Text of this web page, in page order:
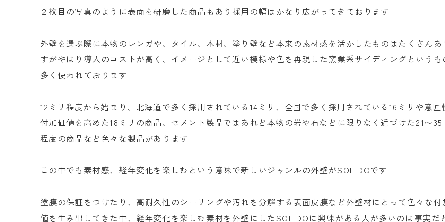
２枚目の写真のように表面を研磨した商品もあり採用の幅はかなり広がってきております
外壁を選ぶ際に本物のレンガや、タイル、木材、塗り壁など本来の素材感を活かしたものはたくさんあ
すがやはり導入のコストが高く、イメージとして近い模様や色を再現した窯業系サイディングというも
多く使われております
12ミリ程度から始まり、北海道で多く採用されている14ミリ、全国で多く採用されている16ミリや意匠
付加価値を高めた18ミリの商品、セメント製品ではあれど本物の岩や石などに限りなく近づけた21〜35
程度の商品など色々な製品があります
この中でも素材感、経年変化を楽しむという意味で新しいジャンルの外壁がSOLIDOです
塗膜の保証をつけたり、高耐久性のシーリングや汚れを分解する表面皮膜など外壁材にとって色々な付
値を生み出してきた中、経年変化を楽しむ素材を外壁にしたSOLIDOに興味がある人が多いのは事実だ